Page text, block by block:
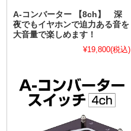
A-コンバーター 【8ch】 深
夜でもイヤホンで迫力ある音を
大音量で楽しめます！
¥19,800(税込)